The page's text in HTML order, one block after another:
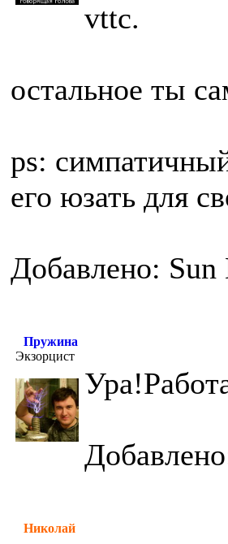
vttc.
остальное ты
ps:
его юзать для
Добавлено: Sun
Пружина
Экзорцист
Николай